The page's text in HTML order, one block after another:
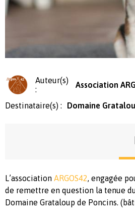
Auteur(s)
:
Association
Destinataire(s) : Domaine
L’association ARGOS42, engagée
de remettre en question la tenue
Domaine Grataloup de Poncins. (